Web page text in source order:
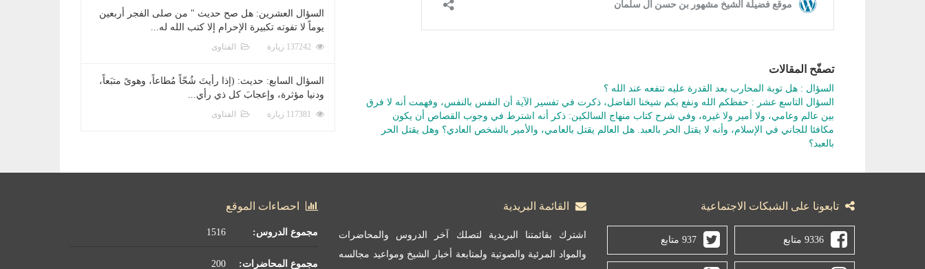
تصفّح المقالات
السؤال : هل توبة المحارب بعد القدرة عليه تنفعه عند الله ؟
السؤال التاسع عشر : حفظكم الله ونفع بكم شيخنا الفاضل، ذكرت في تفسير الآية أن النفس بالنفس، وفهمت أنه لا فرق
بين عالم وعامي، ولا أمير ولا غيره، وفي شرح كتاب منهاج السالكين: ذكر أنه اشترط في وجوب القصاص أن يكون
مكافئا للجاني في الإسلام، وأنه لا يقتل الحر بالعبد. هل العالم يقتل بالعامي، والأمير بالشخص العادي؟ وهل يقتل الحر
بالعبد؟
السؤال العشرين: هل صح حديث " من صلى الفجر أربعين
يوماً لا تفوته تكبيرة الإحرام إلا كتب الله له...
الفتاوى
السؤال السابع: حديث: (إذا رأيتَ شُحّاً مُطاعاً، وهوىً متبَعاً،
ودنيا مؤثرة، وإعجابَ كل ذي رأي...
الفتاوى
تابعونا على الشبكات الاجتماعية
9336 متابع 937 متابع
القائمة البريدية
اشترك بقائمتنا البريدية لتصلك آخر الدروس والمحاضرات
والمواد المرئية والصوتية ولمتابعة أخبار الشيخ ومواعيد مجالسه
احصاءات الموقع
مجموع الدروس:
مجموع المحاضرات: